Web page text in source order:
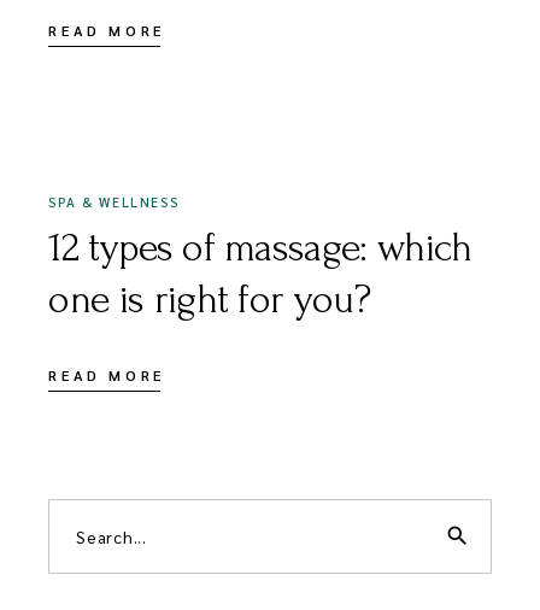
READ MORE
SPA & WELLNESS
12 types of massage: which
one is right for you?
READ MORE
search